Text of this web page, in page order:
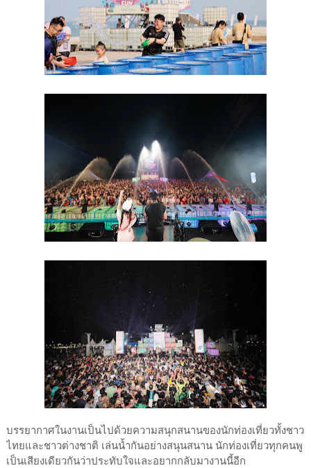
บรรยากาศในงานเป็นไปด้วยความสนุกสนานของนักท่องเที่ยวทั้งชาว
ไทยและชาวต่างชาติ เล่นน้ำกันอย่างสนุนสนาน นักท่องเที่ยวทุกคนพู
เป็นเสียงเดียวกันว่าประทับใจและอยากกลับมางานนี้อีก